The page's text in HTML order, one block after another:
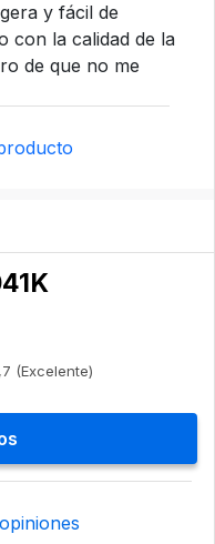
y fácil de
con la calidad de la
de que no me
(Excelente)